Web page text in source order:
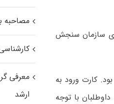
سازمان سنجش
یازدهم و دوازدهم اسفندماه ۱۴۰۱ بود. کارت ورود به
داوطلبان با توجه
مصاحبه
معرفی
ارشد